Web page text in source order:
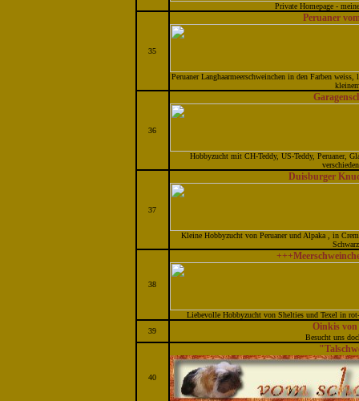
Private Homepage -
35
Peruaner
Peruaner Langhaarmeerschweinchen in den Farben
36
Hobbyzucht mit CH-Teddy, US-Teddy, Peruaner,
37
Duisburger
Kleine Hobbyzucht von Peruaner und Alpaka , in
38
Liebevolle Hobbyzucht von Shelties und Texel in
39
Oinkis
Besucht uns
40